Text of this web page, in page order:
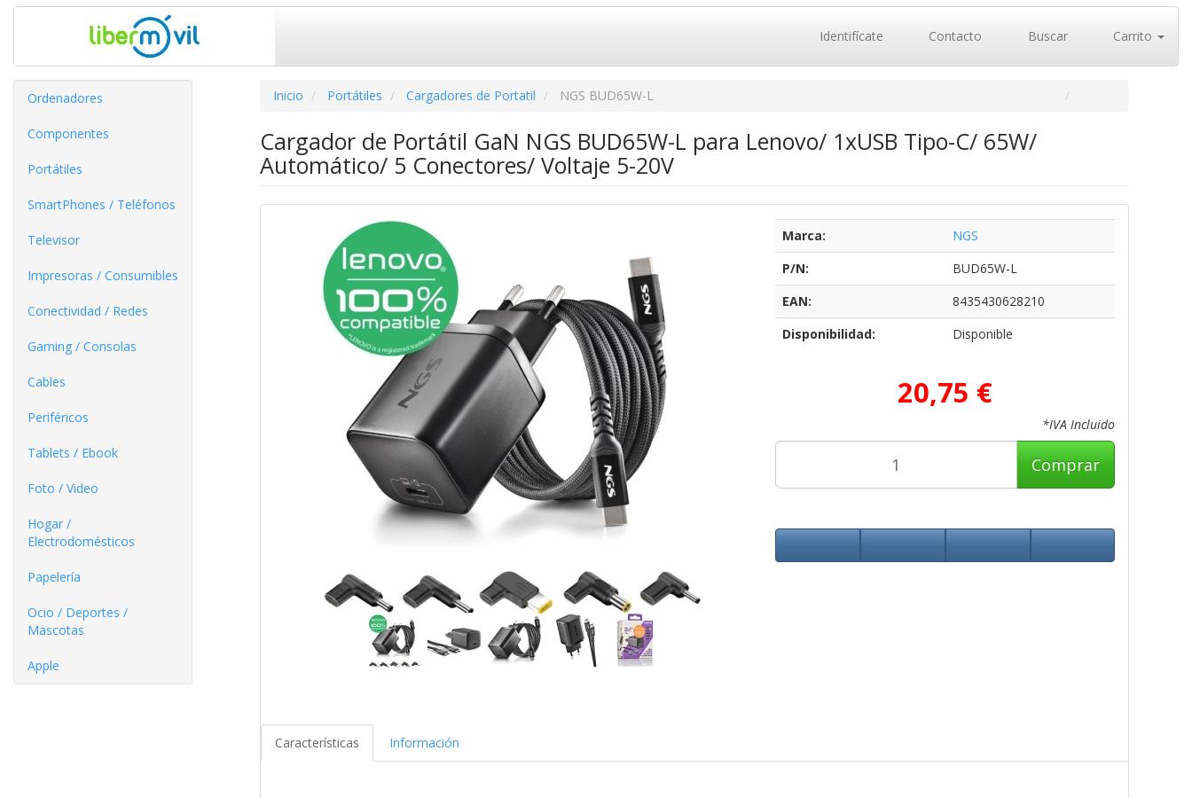
Identifícate Contacto Buscar Carrito
Ordenadores
Componentes
Portátiles
SmartPhones / Teléfonos
Televisor
Impresoras / Consumibles
Conectividad / Redes
Gaming / Consolas
Cables
Periféricos
Tablets / Ebook
Foto / Video
Hogar /
Electrodomésticos
Papelería
Ocio / Deportes /
Mascotas
Apple
Inicio Portátiles Cargadores de Portatil NGS BUD65W-L
Cargador de Portátil GaN NGS BUD65W-L para Lenovo/ 1xUSB Tipo-C/ 65W/
Automático/ 5 Conectores/ Voltaje 5-20V
Marca:
NGS
P/N:
BUD65W-L
EAN:
8435430628210
Disponibilidad:
Disponible
20,75 €
*IVA Incluido
Comprar
Características Información